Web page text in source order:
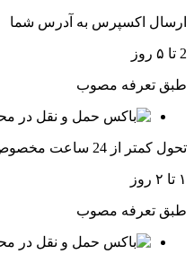
ارسال اکسپرس به آدرس شما
2 تا ۵ روز
طبق تعرفه مصوب
تحول کمتر از 24 ساعت مخصوص تهران
۱ تا ۲ روز
طبق تعرفه مصوب